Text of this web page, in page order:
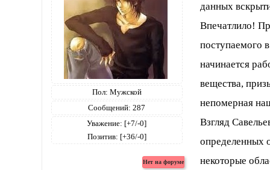
Пол: Мужской
Сообщений: 287
Уважение: [+7/-0]
Позитив: [+36/-0]
данных
Впечатлило!
поступаемого
начинается
вещества,
непомерная
Взгляд
определенных
некоторые